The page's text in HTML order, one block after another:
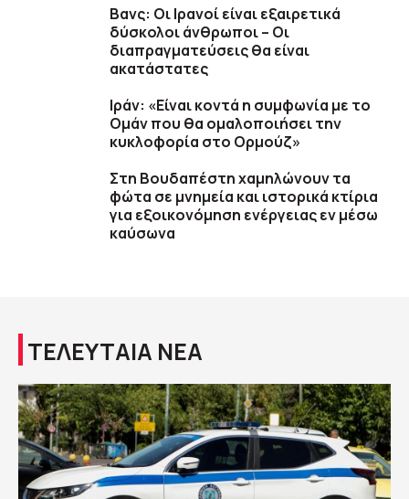
Βανς: Οι Ιρανοί είναι εξαιρετικά
δύσκολοι άνθρωποι – Οι
διαπραγματεύσεις θα είναι
ακατάστατες
Ιράν: «Είναι κοντά η συμφωνία με το
Ομάν που θα ομαλοποιήσει την
κυκλοφορία στο Ορμούζ»
Στη Βουδαπέστη χαμηλώνουν τα
φώτα σε μνημεία και ιστορικά κτίρια
για εξοικονόμηση ενέργειας εν μέσω
καύσωνα
ΤΕΛΕΥΤΑΙΑ ΝΕΑ